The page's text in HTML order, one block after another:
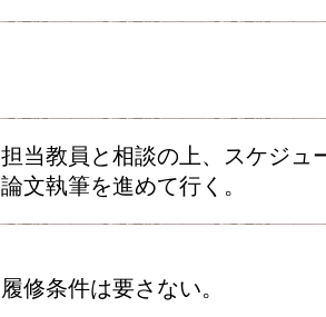
担当教員と相談の上、スケジュ
論文執筆を進めて行く。
履修条件は要さない。